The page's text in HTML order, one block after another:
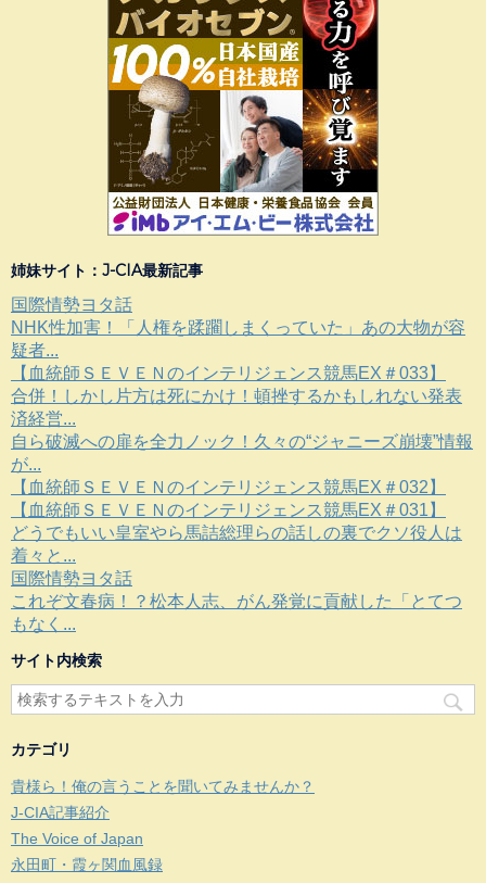
姉妹サイト：J-CIA最新記事
国際情勢ヨタ話
NHK性加害！「人権を蹂躙しまくっていた」あの大物が容
疑者...
【血統師ＳＥＶＥＮのインテリジェンス競馬EX＃033】
合併！しかし片方は死にかけ！頓挫するかもしれない発表
済経営...
自ら破滅への扉を全力ノック！久々の“ジャニーズ崩壊”情報
が...
【血統師ＳＥＶＥＮのインテリジェンス競馬EX＃032】
【血統師ＳＥＶＥＮのインテリジェンス競馬EX＃031】
どうでもいい皇室やら馬詰総理らの話しの裏でクソ役人は
着々と...
国際情勢ヨタ話
これぞ文春病！？松本人志、がん発覚に貢献した「とてつ
もなく...
サイト内検索
カテゴリ
貴様ら！俺の言うことを聞いてみませんか？
J-CIA記事紹介
The Voice of Japan
永田町・霞ヶ関血風録